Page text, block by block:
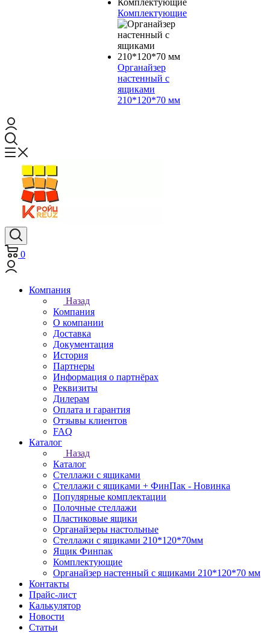
Комплектующие
Органайзер
настенный с
ящиками
210*120*70 мм
0
Компания
Назад
Компания
О компании
Доставка
Документация
История
Партнеры
Информация о партнёрах
Реквизиты
Дилерам
Оплата и гарантия
Отзывы клиентов
FAQ
Каталог
Назад
Каталог
Стеллажи с ящиками
Стеллажи с ящиками + ФинПак - Новинка
Популярные комплектации
Полочные стеллажи
Пластиковые ящики
Органайзеры настольные
Стеллажи с ящиками 210*120*70мм
Ящик Финпак
Комплектующие
Органайзер настенный с ящиками 210*120*70 мм
Контакты
Прайс-лист
Калькулятор
Новости
Статьи